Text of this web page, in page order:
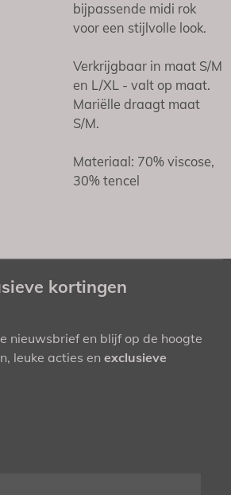
bijpassende midi rok
voor een stijlvolle look.
Verkrijgbaar in maat S/M
en L/XL - valt op maat.
Mariëlle draagt maat
S/M.
Materiaal: 70% viscose,
30% tencel
kortingen
nieuwsbrief en blijf op de hoogte
leuke acties en exclusieve